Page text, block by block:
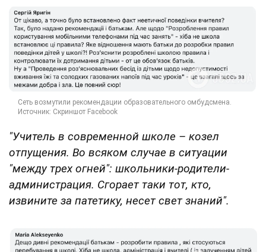
"Учитель в современной школе – козел
отпущения. Во всяком случае в ситуации
"между трех огней": школьники-родители-
администрация. Сгорает таки тот, кто,
извините за патетику, несет свет знаний".